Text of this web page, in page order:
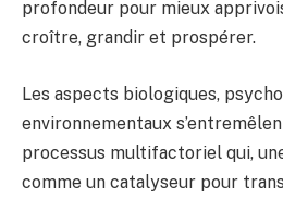
profondeur pour mieux
croître, grandir et prospérer.
Les aspects biologiques,
environnementaux
processus multifactoriel qui,
comme un catalyseur pour